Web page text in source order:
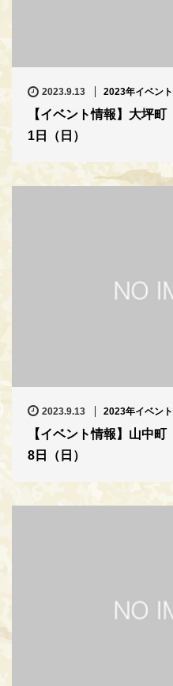
2023.9.13 2023年イベン
【イベント情報】大坪
1日（日）
2023.9.13 2023年イベン
【イベント情報】山中
8日（日）